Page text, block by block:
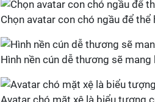
Chọn avatar con chó ngầu để
Hình nền cún dễ thương sẽ
Avatar chó mặt xệ là biểu tượng